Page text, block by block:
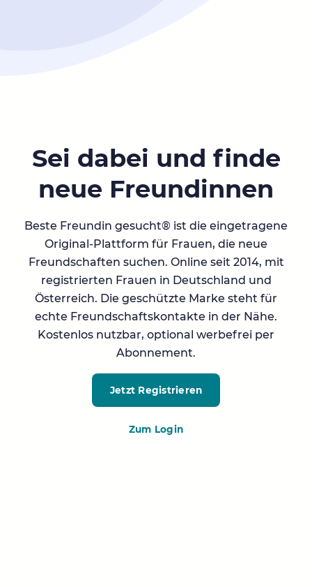
Sei dabei und finde
neue Freundinnen
Beste Freundin gesucht® ist die eingetragene
Original-Plattform für Frauen, die neue
Freundschaften suchen. Online seit 2014, mit
registrierten Frauen in Deutschland und
Österreich. Die geschützte Marke steht für
echte Freundschaftskontakte in der Nähe.
Kostenlos nutzbar, optional werbefrei per
Abonnement.
Jetzt Registrieren
Zum Login